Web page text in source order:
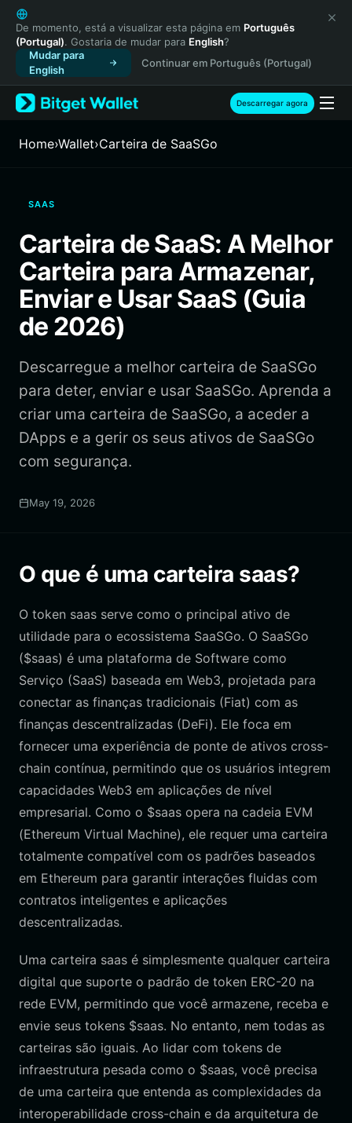
English
日本語
Tiếng Việt
Русский
Español (Latinoamérica)
Türkçe
Français
繁體中文
Bahasa Indonesia
ภาษาไทย
हिन्दी
Español
Português (Brasil)
De momento, está a visualizar esta página em Português
(Portugal). Gostaria de mudar para English?
Mudar para
English
Continuar em Português (Portugal)
Descarregar agora
Home›Wallet›Carteira de SaaSGo
SAAS
Carteira de SaaS: A Melhor
Carteira para Armazenar,
Enviar e Usar SaaS (Guia
de 2026)
Descarregue a melhor carteira de SaaSGo
para deter, enviar e usar SaaSGo. Aprenda a
criar uma carteira de SaaSGo, a aceder a
DApps e a gerir os seus ativos de SaaSGo
com segurança.
May 19, 2026
O que é uma carteira saas?
O token saas serve como o principal ativo de
utilidade para o ecossistema SaaSGo. O SaaSGo
($saas) é uma plataforma de Software como
Serviço (SaaS) baseada em Web3, projetada para
conectar as finanças tradicionais (Fiat) com as
finanças descentralizadas (DeFi). Ele foca em
fornecer uma experiência de ponte de ativos cross-
chain contínua, permitindo que os usuários integrem
capacidades Web3 em aplicações de nível
empresarial. Como o $saas opera na cadeia EVM
(Ethereum Virtual Machine), ele requer uma carteira
totalmente compatível com os padrões baseados
em Ethereum para garantir interações fluidas com
contratos inteligentes e aplicações
descentralizadas.
Uma carteira saas é simplesmente qualquer carteira
digital que suporte o padrão de token ERC-20 na
rede EVM, permitindo que você armazene, receba e
envie seus tokens $saas. No entanto, nem todas as
carteiras são iguais. Ao lidar com tokens de
infraestrutura pesada como o $saas, você precisa
de uma carteira que entenda as complexidades da
interoperabilidade cross-chain e da arquitetura de